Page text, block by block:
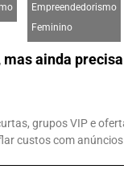
Empreendedorismo
Feminino
ainda precisa
grupos VIP e
custos com anúncios